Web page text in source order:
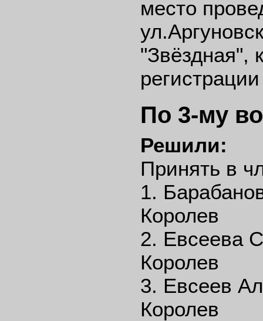
место
"Звёздная",
По 3-му
Решили:
Принять в
1.
Королев
2. Евсеева
Королев
3. Евсеев
Королев